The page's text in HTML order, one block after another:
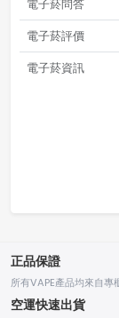
電子菸問答
電子菸評價
電子菸資訊
正品保證
所有VAPE產品均來自專
空運快速出貨